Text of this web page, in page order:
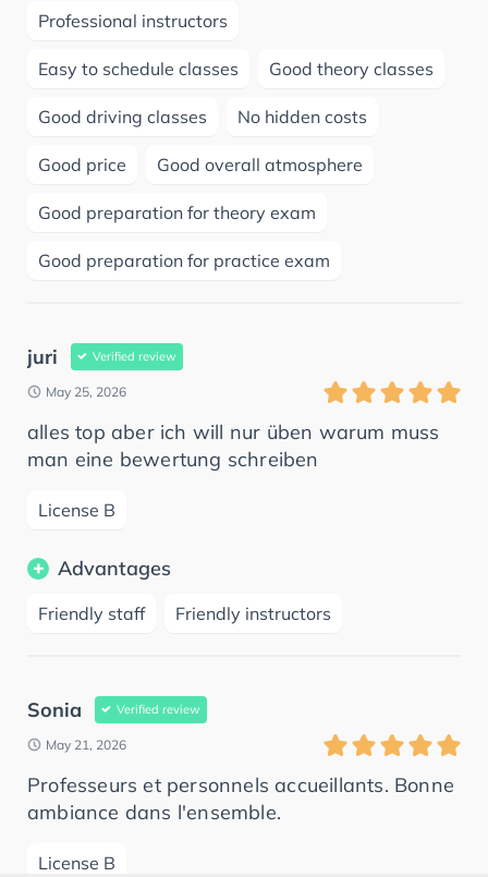
Professional instructors
Easy to schedule classes Good theory classes
Good driving classes No hidden costs
Good price Good overall atmosphere
Good preparation for theory exam
Good preparation for practice exam
juri Verified review
May 25, 2026
alles top aber ich will nur üben warum muss
man eine bewertung schreiben
License B
Advantages
Friendly staff Friendly instructors
Sonia Verified review
May 21, 2026
Professeurs et personnels accueillants. Bonne
ambiance dans l'ensemble.
License B